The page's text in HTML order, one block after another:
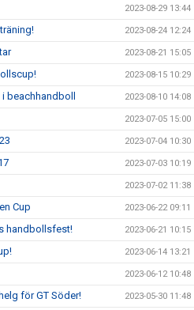
2023-08-29 13:44
2023-08-24 12:24
2023-08-21 15:05
2023-08-15 10:29
i beachhandboll 2023-08-10 14:08
2023-07-05 15:00
2023-07-04 10:30
2023-07-03 10:19
2023-07-02 11:38
Cup 2023-06-22 09:11
handbollsfest! 2023-06-21 10:15
2023-06-14 13:21
2023-06-12 10:48
för GT Söder! 2023-05-30 11:48